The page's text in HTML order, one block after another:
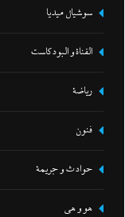
سوشيال ميديا
القناة و البودكاست
رياضة
فنون
حوادث و جريمة
هو و هي